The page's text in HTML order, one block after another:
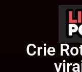
Crie